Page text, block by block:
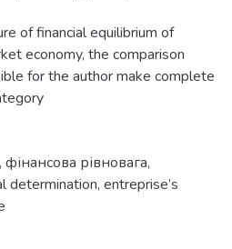
of financial equilibrium of
economy, the comparison
for the author make complete
, фінансова рівновага,
determination, entreprise’s